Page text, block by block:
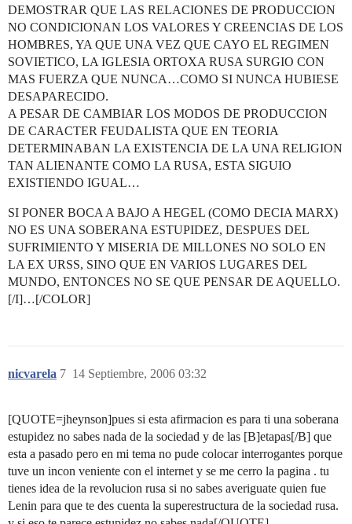
DEMOSTRAR QUE LAS RELACIONES DE PRODUCCION
NO CONDICIONAN LOS VALORES Y CREENCIAS DE LOS
HOMBRES, YA QUE UNA VEZ QUE CAYO EL REGIMEN
SOVIETICO, LA IGLESIA ORTOXA RUSA SURGIO CON
MAS FUERZA QUE NUNCA…COMO SI NUNCA HUBIESE
DESAPARECIDO.
A PESAR DE CAMBIAR LOS MODOS DE PRODUCCION
DE CARACTER FEUDALISTA QUE EN TEORIA
DETERMINABAN LA EXISTENCIA DE LA UNA RELIGION
TAN ALIENANTE COMO LA RUSA, ESTA SIGUIO
EXISTIENDO IGUAL…
SI PONER BOCA A BAJO A HEGEL (COMO DECIA MARX)
NO ES UNA SOBERANA ESTUPIDEZ, DESPUES DEL
SUFRIMIENTO Y MISERIA DE MILLONES NO SOLO EN
LA EX URSS, SINO QUE EN VARIOS LUGARES DEL
MUNDO, ENTONCES NO SE QUE PENSAR DE AQUELLO.
[/I]…[/COLOR]
nicvarela 14 Septiembre, 2006 03:32
7
[QUOTE=jheynson]pues si esta afirmacion es para ti una soberana
estupidez no sabes nada de la sociedad y de las [B]etapas[/B] que
esta a pasado pero en mi tema no pude colocar interrogantes porque
tuve un incon veniente con el internet y se me cerro la pagina . tu
tienes idea de la revolucion rusa si no sabes averiguate quien fue
Lenin para que te des cuenta la superestructura de la sociedad rusa.